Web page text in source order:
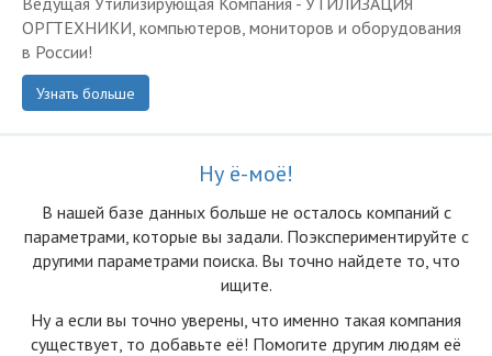
ОРГТЕХНИКИ, компьютеров, мониторов и оборудования
в России!
Узнать больше
Ну ё-моё!
В нашей базе данных больше не осталоcь компаний с
параметрами, которые вы задали. Поэкспериментируйте с
другими параметрами поиска. Вы точно найдете то, что
ищите.
Ну а если вы точно уверены, что именно такая компания
существует, то добавьте её! Помогите другим людям её